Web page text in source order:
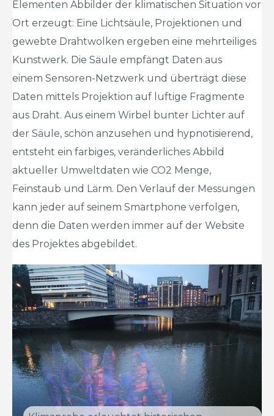
Elementen Abbilder der klimatischen Situation vor
Ort erzeugt: Eine Lichtsäule, Projektionen und
gewebte Drahtwolken ergeben eine mehrteiliges
Kunstwerk. Die Säule empfängt Daten aus
einem Sensoren-Netzwerk und überträgt diese
Daten mittels Projektion auf luftige Fragmente
aus Draht. Aus einem Wirbel bunter Lichter auf
der Säule, schön anzusehen und hypnotisierend,
entsteht ein farbiges, veränderliches Abbild
aktueller Umweltdaten wie CO2 Menge,
Feinstaub und Lärm. Den Verlauf der Messungen
kann jeder auf seinem Smartphone verfolgen,
denn die Daten werden immer auf der Website
des Projektes abgebildet.